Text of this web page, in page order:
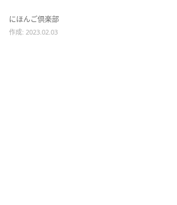
にほんご倶楽部
作成: 2023.02.03